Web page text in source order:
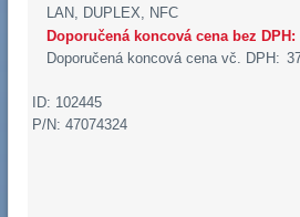
LAN, DUPLEX, NFC
Doporučená koncová cena bez DPH:
Doporučená koncová cena vč. DPH:
ID: 102445
P/N: 47074324